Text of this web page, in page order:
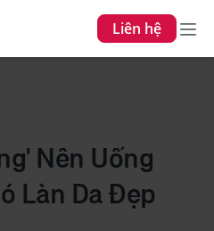
Liên hệ
Nên Uống
Làn Da Đẹp